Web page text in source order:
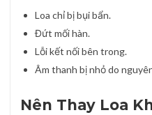
Loa chỉ bị bụi bẩn.
Đứt mối hàn.
Lỗi kết nối bên trong.
Âm thanh bị nhỏ do
Nên Thay Loa